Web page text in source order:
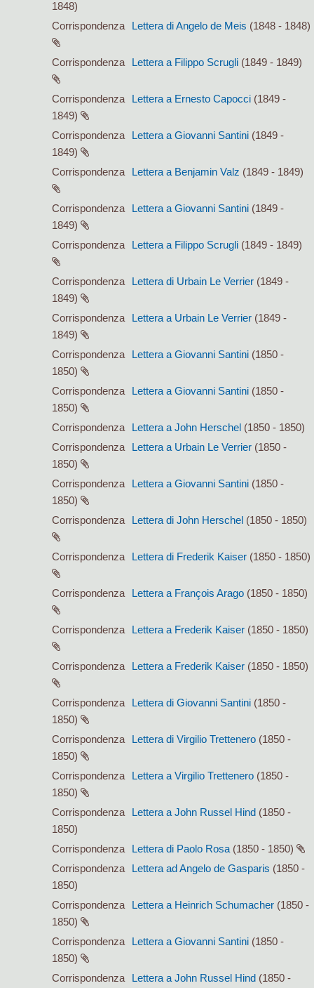
1848)
Corrispondenza
Lettera di Angelo de Meis (1848 - 1848)
Corrispondenza Lettera a Filippo Scrugli (1849 - 1849)
Corrispondenza Lettera a Ernesto Capocci (1849 -
1849)
Corrispondenza
Lettera a Giovanni Santini (1849 -
1849)
Corrispondenza
Lettera a Benjamin Valz (1849 - 1849)
Corrispondenza Lettera a Giovanni Santini (1849 -
1849)
Corrispondenza
Lettera a Filippo Scrugli (1849 - 1849)
Corrispondenza Lettera di Urbain Le Verrier (1849 -
1849)
Corrispondenza
Lettera a Urbain Le Verrier (1849 -
1849)
Corrispondenza
Lettera a Giovanni Santini (1850 -
1850)
Corrispondenza
Lettera a Giovanni Santini (1850 -
1850)
Corrispondenza
Lettera a John Herschel (1850 - 1850)
Corrispondenza
Lettera a Urbain Le Verrier (1850 -
1850)
Corrispondenza
Lettera a Giovanni Santini (1850 -
1850)
Corrispondenza
Lettera di John Herschel (1850 - 1850)
Corrispondenza Lettera di Frederik Kaiser (1850 - 1850)
Corrispondenza Lettera a François Arago (1850 - 1850)
Corrispondenza Lettera a Frederik Kaiser (1850 - 1850)
Corrispondenza Lettera a Frederik Kaiser (1850 - 1850)
Corrispondenza Lettera di Giovanni Santini (1850 -
1850)
Corrispondenza
Lettera di Virgilio Trettenero (1850 -
1850)
Corrispondenza
Lettera a Virgilio Trettenero (1850 -
1850)
Corrispondenza
Lettera a John Russel Hind (1850 -
1850)
Corrispondenza
Lettera di Paolo Rosa (1850 - 1850)
Corrispondenza
Lettera ad Angelo de Gasparis (1850 -
1850)
Corrispondenza
Lettera a Heinrich Schumacher (1850 -
1850)
Corrispondenza
Lettera a Giovanni Santini (1850 -
1850)
Corrispondenza
Lettera a John Russel Hind (1850 -